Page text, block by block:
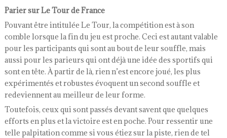
Parier sur Le Tour de France
Pouvant être intitulée Le Tour, la compétition est à son
comble lorsque la fin du jeu est proche. Ceci est autant valable
pour les participants qui sont au bout de leur souffle, mais
aussi pour les parieurs qui ont déjà une idée des sportifs qui
sont en tête. À partir de là, rien n’est encore joué, les plus
expérimentés et robustes évoquent un second souffle et
redeviennent au meilleur de leur forme.
Toutefois, ceux qui sont passés devant savent que quelques
efforts en plus et la victoire est en poche. Pour ressentir une
telle palpitation comme si vous étiez sur la piste, rien de tel